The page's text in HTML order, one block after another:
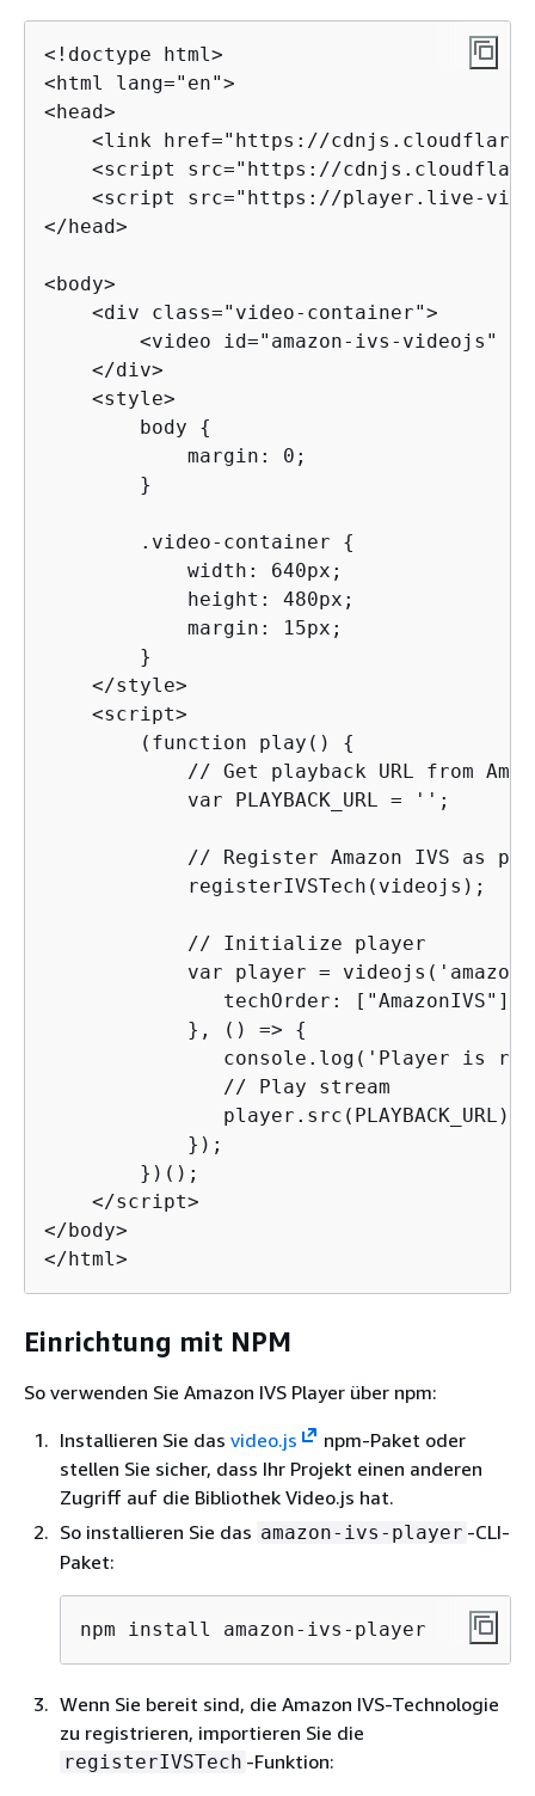
<!doctype html>
<html lang="en">
<head>
<link href="https://
<script src="https://
<script src="https://player.live-
</head>
<body>
    <div class="video-container">
<video id="amazon-ivs-videojs"
    </div>
    <style>
        body
{
            margin: 0;
        }
        .video-container
{
            width: 640px;
            height: 480px;
            margin: 15px;
        }
    </style>
    <script>
        (function play()
{
// Get playback URL from
            var PLAYBACK_URL = '';
// Register Amazon IVS as
            registerIVSTech(videojs);
            // Initialize player
var player =
               techOrder: ["AmazonIVS"]
            }, () =>
{
console.log('Player is
               // Play stream
               player.src(PLAYBACK_URL);
            });
        })();
    </script>
</body>
</html>
Einrichtung mit NPM
So verwenden Sie Amazon IVS Player über npm:
Installieren Sie das video.js
npm-Paket oder
stellen Sie sicher, dass Ihr Projekt einen anderen
Zugriff auf die Bibliothek Video.js hat.
So installieren Sie das amazon-ivs-player -CLI-
Paket:
npm install amazon-ivs-player
Wenn Sie bereit sind, die Amazon IVS-Technologie
zu registrieren, importieren Sie die
registerIVSTech -Funktion: